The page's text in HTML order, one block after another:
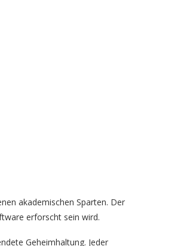
akademischen Sparten. Der
erforscht sein wird.
Geheimhaltung. Jeder